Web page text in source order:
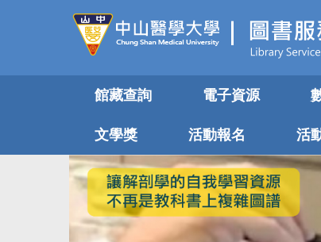
館藏查詢 電子資源
文學獎 活動報名 活